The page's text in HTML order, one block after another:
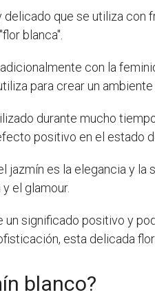
delicado que se utiliza
blanca".
con la
para crear un ambiente
durante mucho
positivo en el estado
jazmín es la elegancia y
el glamour.
un significado positivo y
esta delicada
blanco?